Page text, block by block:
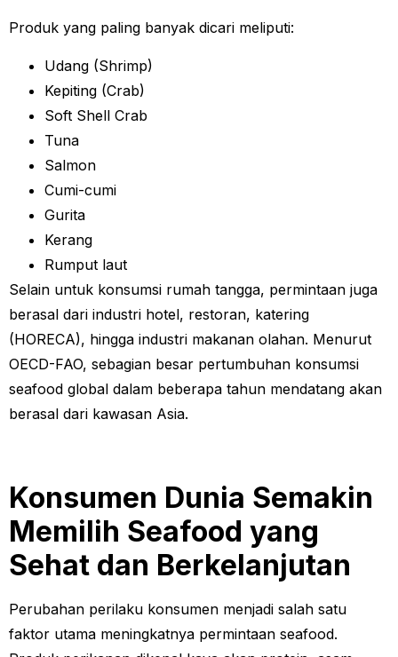
Produk yang paling banyak dicari meliputi:
Udang (Shrimp)
Kepiting (Crab)
Soft Shell Crab
Tuna
Salmon
Cumi-cumi
Gurita
Kerang
Rumput laut
Selain untuk konsumsi rumah tangga, permintaan juga
berasal dari industri hotel, restoran, katering
(HORECA), hingga industri makanan olahan. Menurut
OECD-FAO, sebagian besar pertumbuhan konsumsi
seafood global dalam beberapa tahun mendatang akan
berasal dari kawasan Asia.
Konsumen Dunia Semakin
Memilih Seafood yang
Sehat dan Berkelanjutan
Perubahan perilaku konsumen menjadi salah satu
faktor utama meningkatnya permintaan seafood.